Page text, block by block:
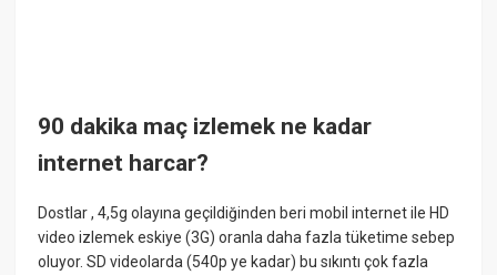
90 dakika maç izlemek ne kadar
internet harcar?
Dostlar , 4,5g olayına geçildiğinden beri mobil internet ile HD
video izlemek eskiye (3G) oranla daha fazla tüketime sebep
oluyor. SD videolarda (540p ye kadar) bu sıkıntı çok fazla